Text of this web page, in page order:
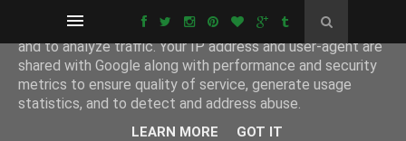
This site uses cookies from Google to deliver its services
and to analyze traffic. Your IP address and user-agent are
shared with Google along with performance and security
metrics to ensure quality of service, generate usage
statistics, and to detect and address abuse.
LEARN MORE GOT IT